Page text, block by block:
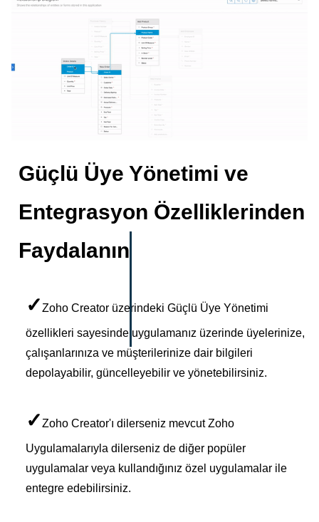
Güçlü Üye Yönetimi ve
Entegrasyon Özelliklerinden
Faydalanın
✓Zoho Creator üzerindeki Güçlü Üye Yönetimi
özellikleri sayesinde uygulamanız üzerinde üyelerinize,
çalışanlarınıza ve müşterilerinize dair bilgileri
depolayabilir, güncelleyebilir ve yönetebilirsiniz.
✓Zoho Creator'ı dilerseniz mevcut Zoho
Uygulamalarıyla dilerseniz de diğer popüler
uygulamalar veya kullandığınız özel uygulamalar ile
entegre edebilirsiniz.